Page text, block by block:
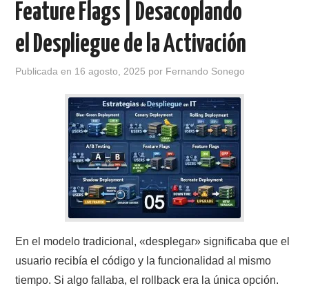
Feature Flags | Desacoplando
el Despliegue de la Activación
Publicada en 16 agosto, 2025 por Fernando Sonego
En el modelo tradicional, «desplegar» significaba que el
usuario recibía el código y la funcionalidad al mismo
tiempo. Si algo fallaba, el rollback era la única opción.